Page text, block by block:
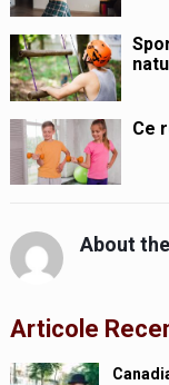
Ce
About
Articole